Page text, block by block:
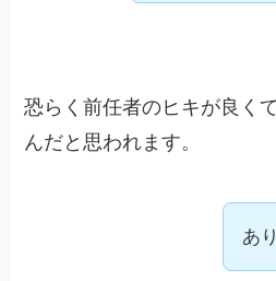
恐らく前任者のヒキが良く
んだと思われます。
あ